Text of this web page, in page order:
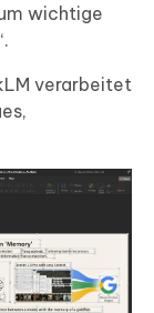
wichtige
verarbeitet